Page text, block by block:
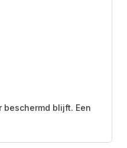
blijft. Een